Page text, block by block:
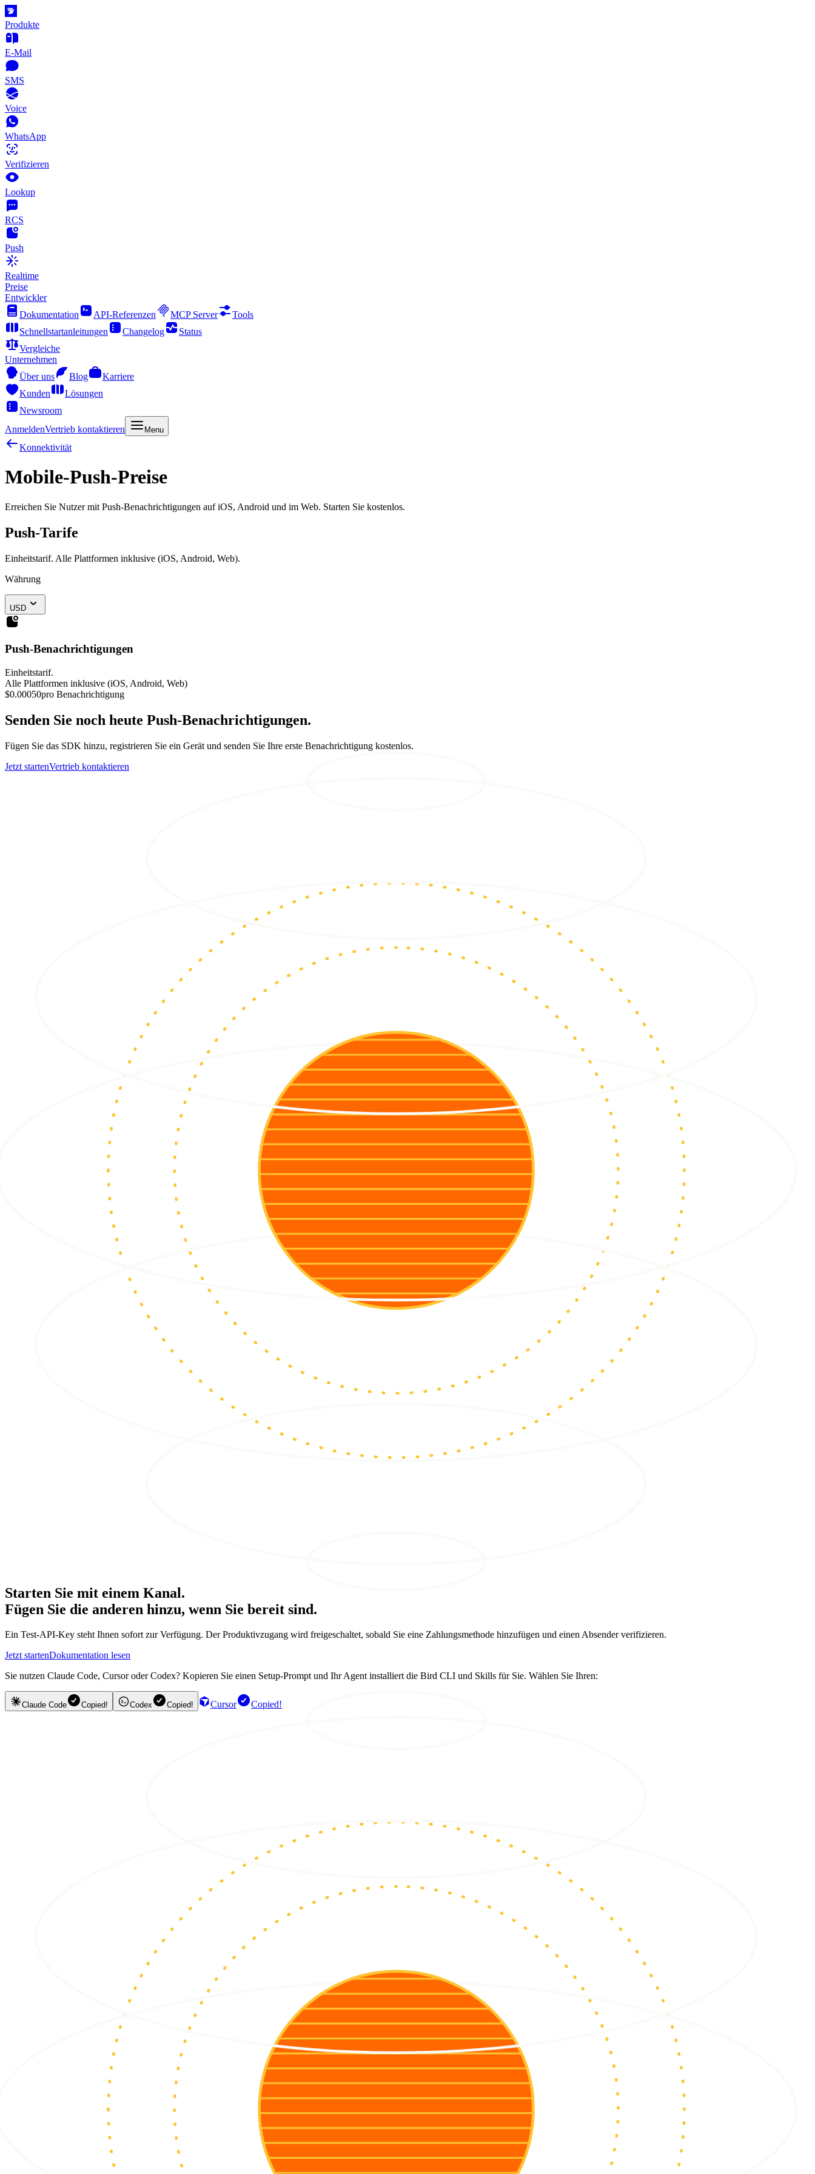
Produkte
E-Mail
SMS
Voice
WhatsApp
Verifizieren
Lookup
RCS
Push
Realtime
Preise
Entwickler
Dokumentation
API-Referenzen MCP Server
Tools
Schnellstartanleitungen
Changelog
Status
Vergleiche
Unternehmen
Über uns
Blog
Karriere
Kunden
Lösungen
Newsroom
AnmeldenVertrieb kontaktieren Menu
Konnektivität
Mobile-Push-Preise
Erreichen Sie Nutzer mit Push-Benachrichtigungen auf iOS, Android und im Web. Starten Sie kostenlos.
Push-Tarife
Einheitstarif. Alle Plattformen inklusive (iOS, Android, Web).
Währung
USD
Push-Benachrichtigungen
Einheitstarif.
Alle Plattformen inklusive (iOS, Android, Web)
$0.00050pro Benachrichtigung
Senden Sie noch heute Push-Benachrichtigungen.
Fügen Sie das SDK hinzu, registrieren Sie ein Gerät und senden Sie Ihre erste Benachrichtigung kostenlos.
Jetzt startenVertrieb kontaktieren
Starten Sie mit einem Kanal.
Fügen Sie die anderen hinzu, wenn Sie bereit sind.
Ein Test-API-Key steht Ihnen sofort zur Verfügung. Der Produktivzugang wird freigeschaltet, sobald Sie eine Zahlungsmethode hinzufügen und einen Absender verifizieren.
Jetzt startenDokumentation lesen
Sie nutzen Claude Code, Cursor oder Codex? Kopieren Sie einen Setup-Prompt und Ihr Agent installiert die Bird CLI und Skills für Sie. Wählen Sie Ihren:
Claude Code Copied! Codex Copied! Cursor Copied!